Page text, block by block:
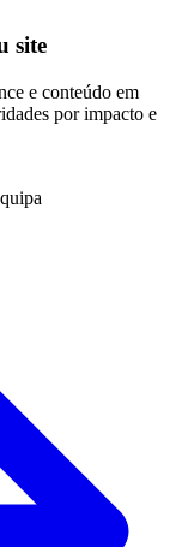
site
e conteúdo em
por impacto e